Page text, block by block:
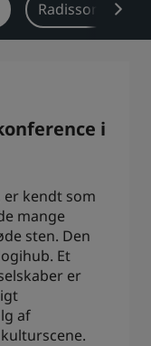
by Radisson
Inn & Suites
Radisson
i
er kendt som
mange
sten. Den
Et
er
af